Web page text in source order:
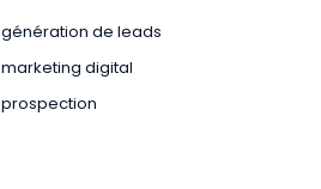
génération de leads
marketing digital
prospection